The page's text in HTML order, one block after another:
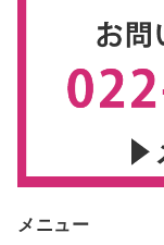
メニュー